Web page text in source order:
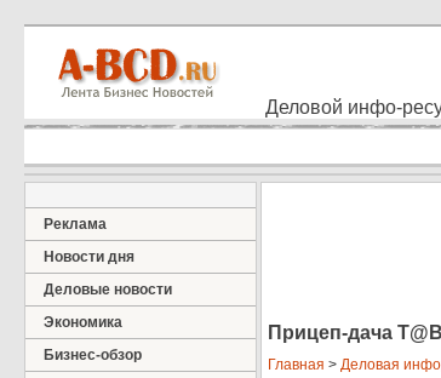
Деловой инфо-
Реклама
Новости дня
Деловые новости
Экономика
Бизнес-обзор
Прицеп-дача
Главная > Деловая